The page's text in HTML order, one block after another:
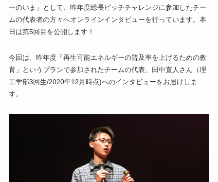
ーのいま」として、昨年度総長ピッチチャレンジに参加したチー
ムの代表者の方々へオンラインインタビューを行っています。本
日は第5回目を公開します！
今回は、昨年度「再生可能エネルギーの普及率を上げるための教
育」というプランで参加されたチームの代表、田中直人さん（理
工学部3回生/2020年12月時点)へのインタビューをお届けしま
す。